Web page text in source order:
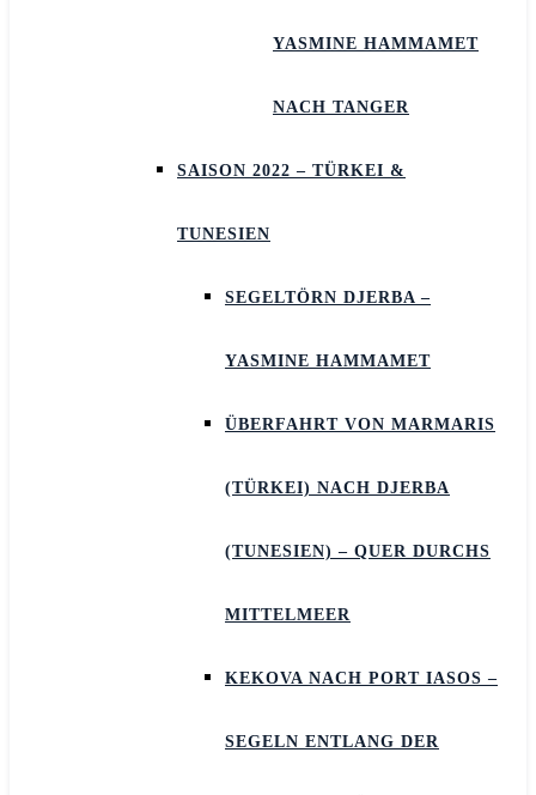
YASMINE HAMMAMET
NACH TANGER
SAISON 2022 – TÜRKEI &
TUNESIEN
SEGELTÖRN DJERBA –
YASMINE HAMMAMET
ÜBERFAHRT VON MARMARIS
(TÜRKEI) NACH DJERBA
(TUNESIEN) – QUER DURCHS
MITTELMEER
KEKOVA NACH PORT IASOS –
SEGELN ENTLANG DER